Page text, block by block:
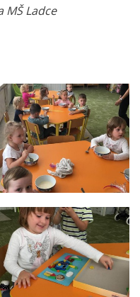
MŠ Ladce